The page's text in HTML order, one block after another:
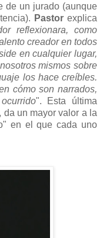
de un jurado (aunque
Pastor explica
reflexionara, como
creador en todos
en cualquier lugar,
mismos sobre
los hace creíbles.
cómo son narrados,
". Esta última
da un mayor valor a la
en el que cada uno